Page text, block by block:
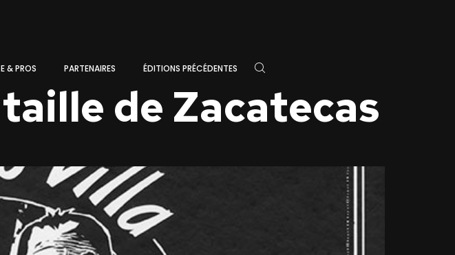
& PROS PARTENAIRES ÉDITIONS PRÉCÉDENTES
de Zacatecas